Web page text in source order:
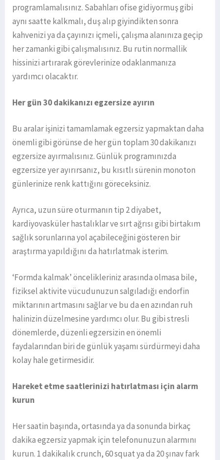
programlamalısınız. Sabahları ofise gidiyormuş gibi
aynı saatte kalkmalı, duş alıp giyindikten sonra
kahvenizi ya da çayınızı içmeli, çalışma alanınıza geçip
her zamanki gibi çalışmalısınız. Bu rutin normallik
hissinizi artırarak görevlerinize odaklanmanıza
yardımcı olacaktır.
Her gün 30 dakikanızı egzersize ayırın
Bu aralar işinizi tamamlamak egzersiz yapmaktan daha
önemli gibi görünse de her gün toplam 30 dakikanızı
egzersize ayırmalısınız. Günlük programınızda
egzersize yer ayırırsanız, bu kısıtlı sürenin monoton
günlerinize renk kattığını göreceksiniz.
Ayrıca, uzun süre oturmanın tip 2 diyabet,
kardiyovasküler hastalıklar ve sırt ağrısı gibi birtakım
sağlık sorunlarına yol açabileceğini gösteren bir
araştırma yapıldığını da hatırlatmak isterim.
‘Formda kalmak’ öncelikleriniz arasında olmasa bile,
fiziksel aktivite vücudunuzun salgıladığı endorfin
miktarının artmasını sağlar ve bu da en azından ruh
halinizin düzelmesine yardımcı olur. Bu gibi stresli
dönemlerde, düzenli egzersizin en önemli
faydalarından biri de günlük yaşamı sürdürmeyi daha
kolay hale getirmesidir.
Hareket etme saatlerinizi hatırlatması için alarm
kurun
Her saatin başında, ortasında ya da sonunda birkaç
dakika egzersiz yapmak için telefonunuzun alarmını
kurun. 1 dakikalık crunch, 60 squat ya da 20 şınav fark